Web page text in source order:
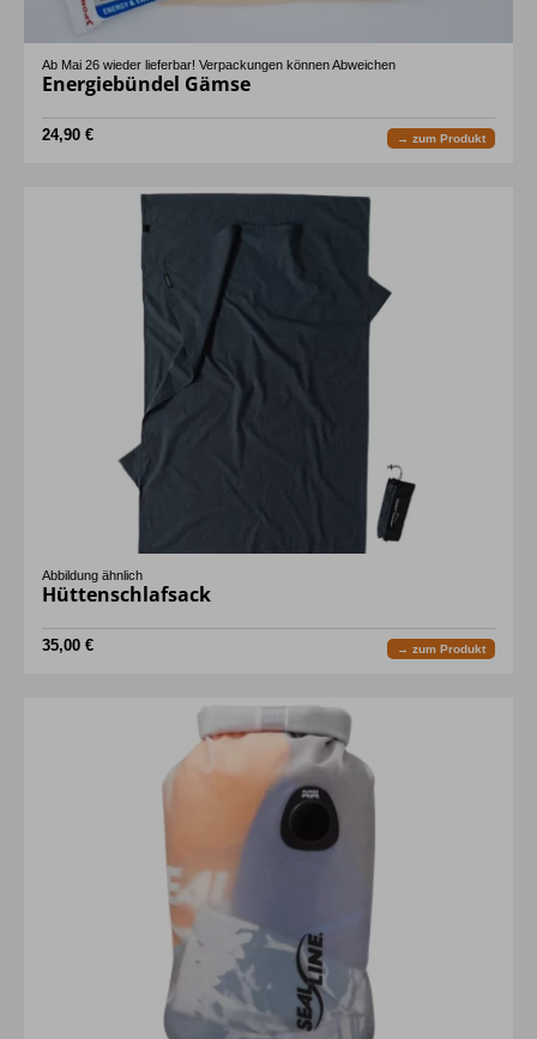
Ab Mai 26 wieder lieferbar! Verpackungen können Abweichen
Energiebündel Gämse
24,90 € → zum Produkt
Abbildung ähnlich
Hüttenschlafsack
35,00 € → zum Produkt